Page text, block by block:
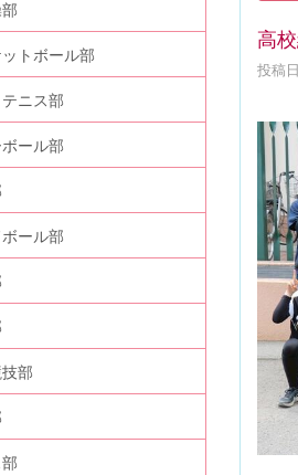
高
投稿
トボール部
ニス部
ール部
ール部
部